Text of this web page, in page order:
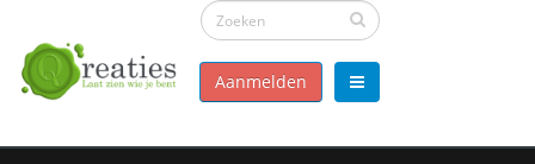
Aanmelden